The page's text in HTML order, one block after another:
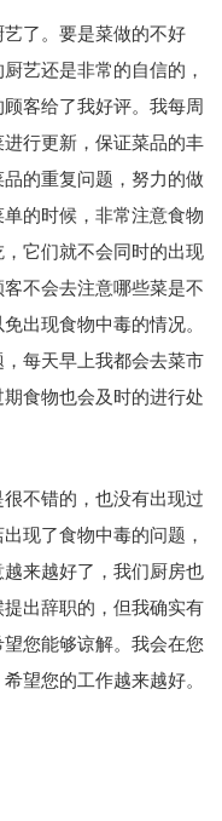
了。要是菜做的不好
艺还是非常的自信的，
客给了我好评。我每周
行更新，保证菜品的丰
的重复问题，努力的做
的时候，非常注意食物
它们就不会同时的出现
不会去注意哪些菜是不
出现食物中毒的情况。
每天早上我都会去菜市
食物也会及时的进行处
不错的，也没有出现过
现了食物中毒的问题，
来越好了，我们厨房也
出辞职的，但我确实有
您能够谅解。我会在您
望您的工作越来越好。